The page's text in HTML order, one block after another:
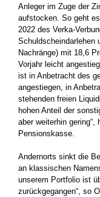
Anleger im Zuge der
aufstocken. So geht
2022 des Verka-
Schuldscheindarlehen
Nachränge) mit 18,6
Vorjahr leicht
ist in Anbetracht des
angestiegen, in
stehenden freien
hohen Anteil der
aber weiterhin
Pensionskasse.
Andernorts sinkt die
an klassischen
unserem Portfolio ist
zurückgegangen“, so